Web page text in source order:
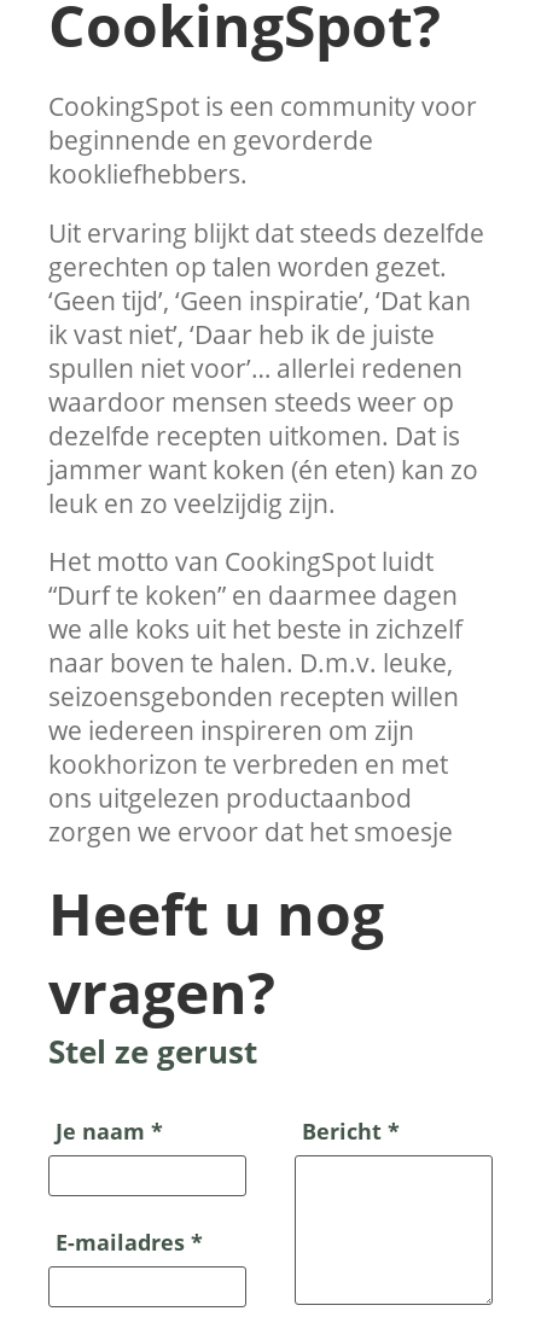
CookingSpot?
CookingSpot is een community voor
beginnende en gevorderde
kookliefhebbers.
Uit ervaring blijkt dat steeds dezelfde
gerechten op talen worden gezet.
‘Geen tijd’, ‘Geen inspiratie’, ‘Dat kan
ik vast niet’, ‘Daar heb ik de juiste
spullen niet voor’… allerlei redenen
waardoor mensen steeds weer op
dezelfde recepten uitkomen. Dat is
jammer want koken (én eten) kan zo
leuk en zo veelzijdig zijn.
Het motto van CookingSpot luidt
“Durf te koken” en daarmee dagen
we alle koks uit het beste in zichzelf
naar boven te halen. D.m.v. leuke,
seizoensgebonden recepten willen
we iedereen inspireren om zijn
kookhorizon te verbreden en met
ons uitgelezen productaanbod
zorgen we ervoor dat het smoesje
Heeft u nog
vragen?
Stel ze gerust
Je naam *
E-mailadres *
Bericht *